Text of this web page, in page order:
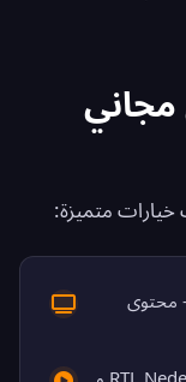
مجاني
خيارات متميزة:
محتوى